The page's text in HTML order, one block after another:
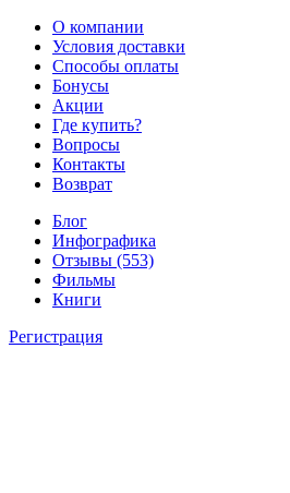
О компании
Условия доставки
Способы оплаты
Бонусы
Акции
Где купить?
Вопросы
Контакты
Возврат
Блог
Инфографика
Отзывы (553)
Фильмы
Книги
Регистрация